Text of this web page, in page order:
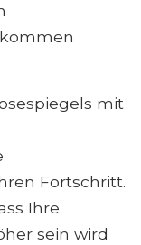
mit
Fortschritt.
Ihre
sein wird